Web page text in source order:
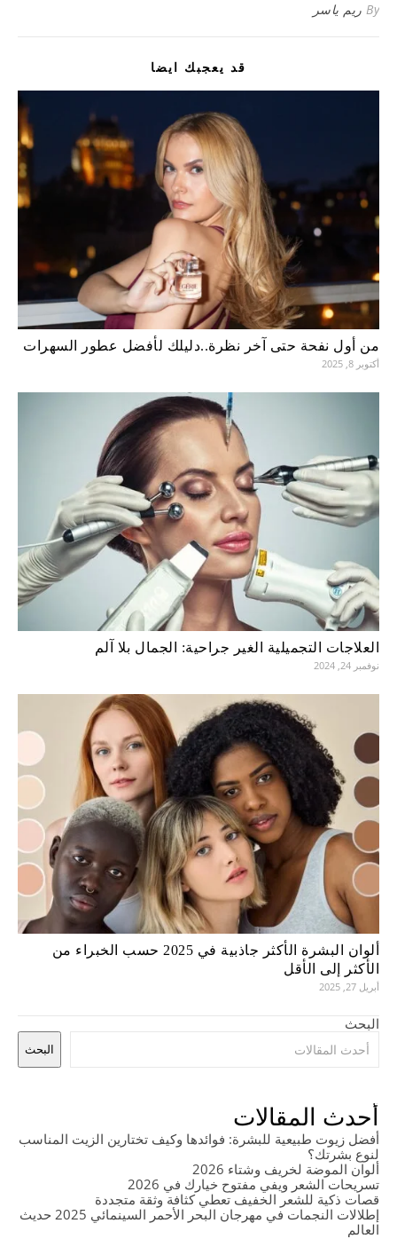
By ريم ياسر
قد يعجبك ايضا
من أول نفحة حتى آخر نظرة..دليلك لأفضل عطور السهرات
أكتوبر 8, 2025
العلاجات التجميلية الغير جراحية: الجمال بلا آلم
نوفمبر 24, 2024
ألوان البشرة الأكثر جاذبية في 2025 حسب الخبراء من
الأكثر إلى الأقل
أبريل 27, 2025
البحث
البحث
أحدث المقالات
أفضل زيوت طبيعية للبشرة: فوائدها وكيف تختارين الزيت المناسب
لنوع بشرتك؟
ألوان الموضة لخريف وشتاء 2026
تسريحات الشعر ويفي مفتوح خيارك في 2026
قصات ذكية للشعر الخفيف تعطي كثافة وثقة متجددة
إطلالات النجمات في مهرجان البحر الأحمر السينمائي 2025 حديث
العالم